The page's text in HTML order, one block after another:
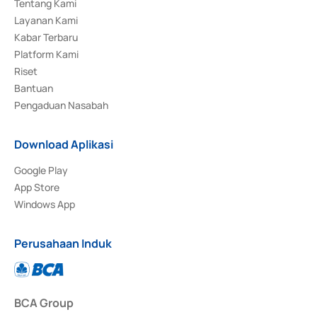
Tentang Kami
Layanan Kami
Kabar Terbaru
Platform Kami
Riset
Bantuan
Pengaduan Nasabah
Download Aplikasi
Google Play
App Store
Windows App
Perusahaan Induk
BCA Group